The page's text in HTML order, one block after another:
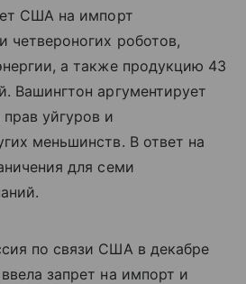
США на импорт
четвероногих роботов,
а также продукцию 43
Вашингтон аргументирует
уйгуров и
меньшинств. В ответ на
для семи
по связи США в декабре
запрет на импорт и